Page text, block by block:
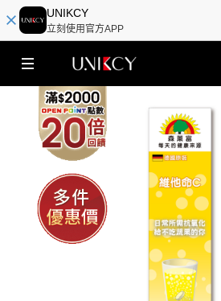
UNIKCY
立刻使用官方APP